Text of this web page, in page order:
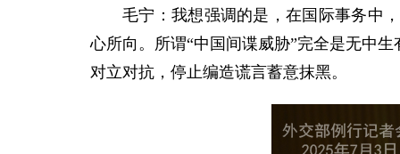
毛宁：我想强调的是，在国际事务中
心所向。所谓“中国间谍威胁”完全是无中
对立对抗，停止编造谎言蓄意抹黑。